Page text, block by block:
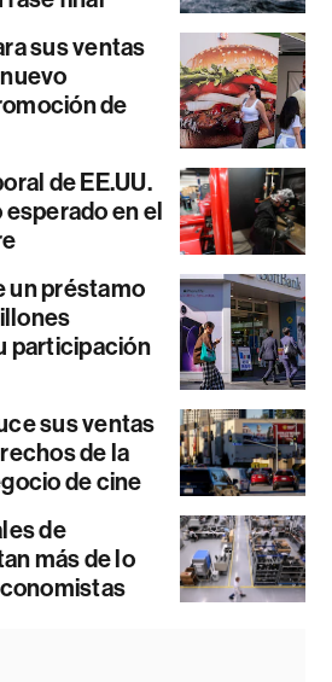
sus ventas
de
de EE.UU.
en el
un préstamo
participación
sus ventas
de la
de cine
de
más de lo